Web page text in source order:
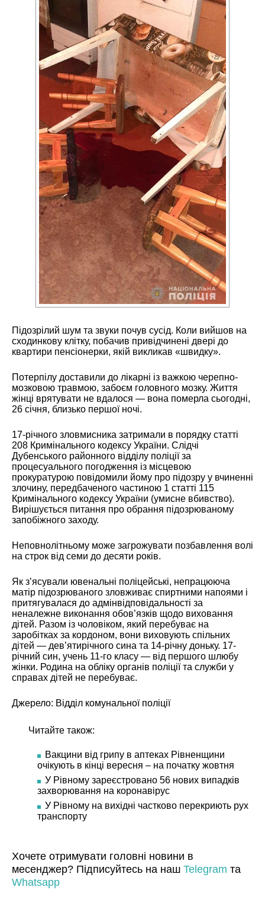
Підозрілий шум та звуки почув сусід. Коли вийшов на
сходинкову клітку, побачив привідчинені двері до
квартири пенсіонерки, якій викликав «швидку».
Потерпілу доставили до лікарні із важкою черепно-
мозковою травмою, забоєм головного мозку. Життя
жінці врятувати не вдалося — вона померла сьогодні,
26 січня, близько першої ночі.
17-річного зловмисника затримали в порядку статті
208 Кримінального кодексу України. Слідчі
Дубенського районного відділу поліції за
процесуального погодження із місцевою
прокуратурою повідомили йому про підозру у вчиненні
злочину, передбаченого частиною 1 статті 115
Кримінального кодексу України (умисне вбивство).
Вирішується питання про обрання підозрюваному
запобіжного заходу.
Неповнолітньому може загрожувати позбавлення волі
на строк від семи до десяти років.
Як з’ясували ювенальні поліцейські, непрацююча
матір підозрюваного зловживає спиртними напоями і
притягувалася до адмінвідповідальності за
неналежне виконання обов’язків щодо виховання
дітей. Разом із чоловіком, який перебуває на
заробітках за кордоном, вони виховують спільних
дітей — дев’ятирічного сина та 14-річну доньку. 17-
річний син, учень 11-го класу — від першого шлюбу
жінки. Родина на обліку органів поліції та служби у
справах дітей не перебуває.
Джерело: Відділ комунальної поліції
Читайте також:
Вакцини від грипу в аптеках Рівненщини
очікують в кінці вересня – на початку жовтня
У Рівному зареєстровано 56 нових випадків
захворювання на коронавірус
У Рівному на вихідні частково перекриють рух
транспорту
Хочете отримувати головні новини в
месенджер? Підписуйтесь на наш Telegram та
Whatsapp